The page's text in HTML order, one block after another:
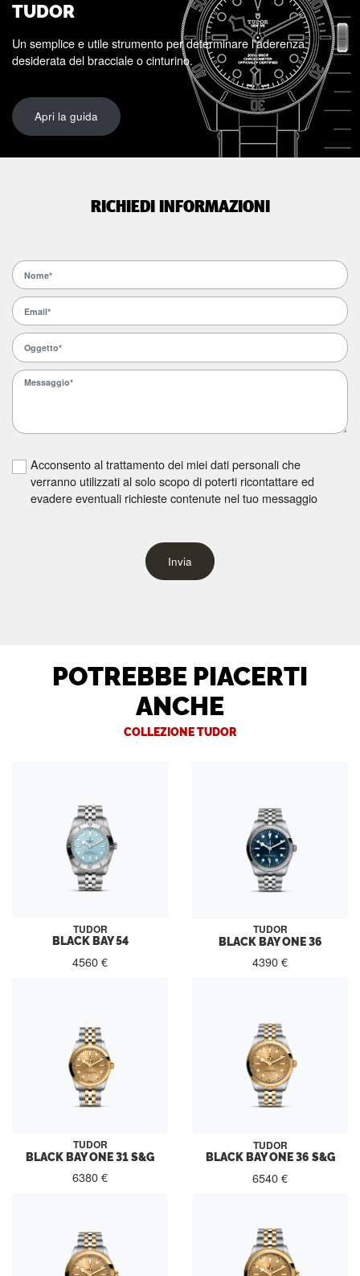
TUDOR
Un semplice e utile strumento per determinare l'aderenza
desiderata del bracciale o cinturino.
Apri la guida
RICHIEDI INFORMAZIONI
Acconsento al trattamento dei miei dati personali che
verranno utilizzati al solo scopo di poterti ricontattare ed
evadere eventuali richieste contenute nel tuo messaggio
Invia
POTREBBE PIACERTI
ANCHE
COLLEZIONE TUDOR
TUDOR
BLACK BAY 54
4560 €
TUDOR
BLACK BAY ONE 36
4390 €
TUDOR
BLACK BAY ONE 31 S&G
6380 €
TUDOR
BLACK BAY ONE 36 S&G
6540 €